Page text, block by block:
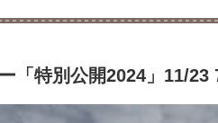
「特別公開2024」11/23